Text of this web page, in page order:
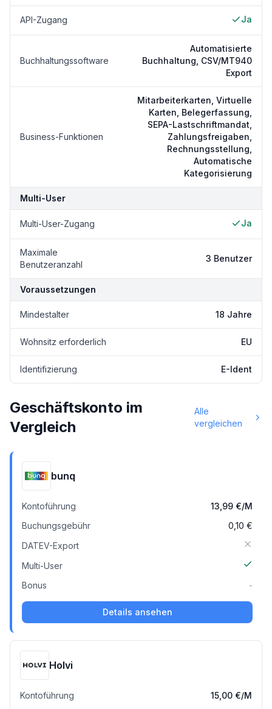
API-Zugang Ja
Buchhaltungssoftware
Automatisierte
Buchhaltung, CSV/MT940
Export
Business-Funktionen
Mitarbeiterkarten, Virtuelle
Karten, Belegerfassung,
SEPA-Lastschriftmandat,
Zahlungsfreigaben,
Rechnungsstellung,
Automatische
Kategorisierung
Multi-User
Multi-User-Zugang Ja
Maximale
Benutzeranzahl
3 Benutzer
Voraussetzungen
Mindestalter 18 Jahre
Wohnsitz erforderlich EU
Identifizierung E-Ident
Geschäftskonto im
Vergleich
Alle
vergleichen
bunq
Kontoführung 13,99 €/M
Buchungsgebühr
0,10 €
DATEV-Export
Multi-User
Bonus
-
Details ansehen
Holvi
Kontoführung 15,00 €/M